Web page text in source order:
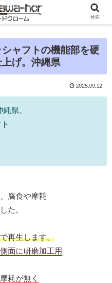
シャフトの機能部を硬
げ。沖縄県
2025.09.12
県。
腐食や摩耗
た。
再生します。
面に研磨加工用
耗が無く
検索